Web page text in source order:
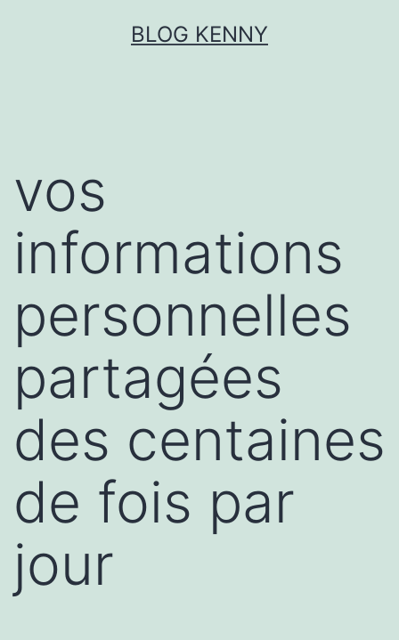
BLOG KENNY
vos
informations
personnelles
partagées
des centaines
de fois par
jour